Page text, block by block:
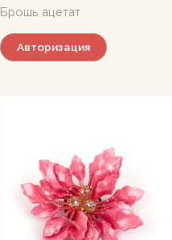
Брошь ацетат
Авторизация